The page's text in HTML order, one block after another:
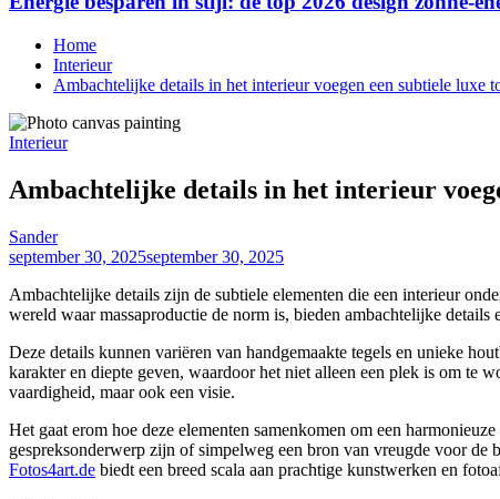
Home
Interieur
Ambachtelijke details in het interieur voegen een subtiele luxe
Interieur
Ambachtelijke details in het interieur
Sander
september 30, 2025september 30, 2025
Ambachtelijke details zijn de subtiele elementen die een interieur
wereld waar massaproductie de norm is, bieden ambachtelijke details
Deze details kunnen variëren van handgemaakte tegels en unieke
karakter en diepte geven, waardoor het niet alleen een plek is om te
vaardigheid, maar ook een visie.
Het gaat erom hoe deze elementen samenkomen om een
gespreksonderwerp zijn of simpelweg een bron van vreugde voor
Fotos4art.de biedt een breed scala aan prachtige kunstwerken en